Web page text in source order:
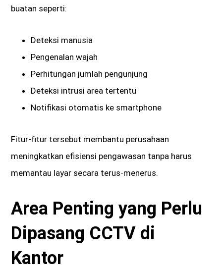
buatan seperti:
Deteksi manusia
Pengenalan wajah
Perhitungan jumlah pengunjung
Deteksi intrusi area tertentu
Notifikasi otomatis ke smartphone
Fitur-fitur tersebut membantu perusahaan
meningkatkan efisiensi pengawasan tanpa harus
memantau layar secara terus-menerus.
Area Penting yang Perlu
Dipasang CCTV di
Kantor